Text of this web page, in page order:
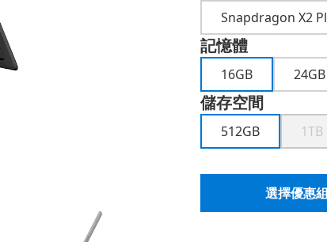
Snapdragon X2
記憶體
16GB 24GB
儲存空間
512GB 1TB
選擇優惠